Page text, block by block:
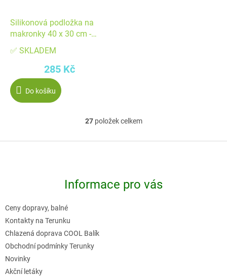
Silikonová podložka na
makronky 40 x 30 cm -
Patisse
✅ SKLADEM
285 Kč
Do košíku
O
v
d
a
27položek celkem
Informace pro vás
Ceny dopravy, balné
Kontakty na Terunku
Chlazená doprava COOL Balík
Obchodní podmínky Terunky
Novinky
Akční letáky